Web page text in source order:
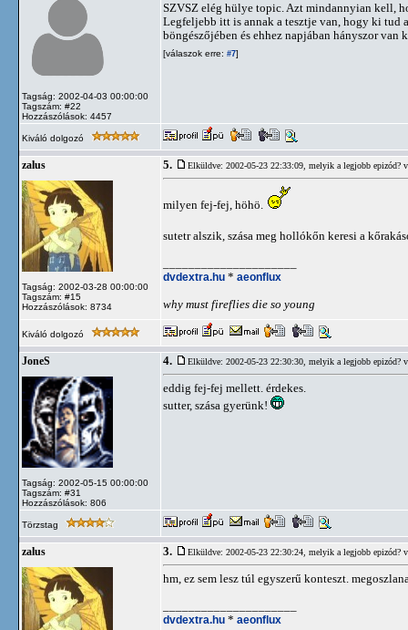
Tagság: 2002-04-03 00:00:00
Tagszám: #22
Hozzászólások: 4457
SZVSZ elég hülye topic. Azt mindannyian kell,
Legfeljebb itt is annak a tesztje van, hogy ki
böngészőjében és ehhez napjában hányszor van
[válaszok erre: #7]
Kiváló dolgozó
zalus
Tagság: 2002-03-28 00:00:00
Tagszám: #15
Hozzászólások: 8734
5. Elküldve: 2002-05-23 22:33:09, melyik a legjobb epizód?
milyen fej-fej, höhö.
sutetr alszik, szása meg hollókőn keresi a
dvdextra.hu * aeonflux
why must fireflies die so young
Kiváló dolgozó
JoneS
Tagság: 2002-05-15 00:00:00
Tagszám: #31
Hozzászólások: 806
4. Elküldve: 2002-05-23 22:30:30, melyik a legjobb epizód?
eddig fej-fej mellett. érdekes.
sutter, szása gyerünk!
Törzstag
zalus 3. Elküldve: 2002-05-23 22:30:24, melyik a legjobb epizód?
hm, ez sem lesz túl egyszerű konteszt.
dvdextra.hu * aeonflux